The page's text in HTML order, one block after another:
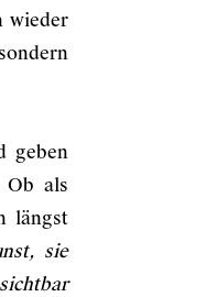
wieder
geben
Ob als
längst
sie